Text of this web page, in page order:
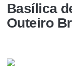
Basí­lica
Outeiro